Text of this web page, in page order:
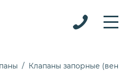
Клапаны запорные